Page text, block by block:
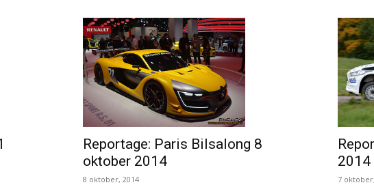
Reportage: Paris Bilsalong 8
oktober 2014
8 oktober, 2014
2014
7